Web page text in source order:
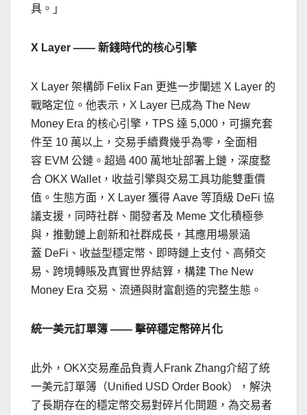
具。」
X Layer —— 新錢時代的核心引擎
X Layer 架構師 Felix Fan 更進一步闡述 X Layer 的
戰略定位。他表示，X Layer 已成為 The New
Money Era 的核心引擎，TPS 達 5,000，可擴充套
件至 10 萬以上，交易手續費幾乎為零，全面相
容 EVM 公鏈。超過 400 萬地址部署上鏈，深度整
合 OKX Wallet，收益引擎與交易工具功能雙重價
值。生態方面，X Layer 獲得 Aave 等頂級 DeFi 協
議支援，同時社群、開發者及 Meme 文化積極參
與，推動鏈上創新和社群成長，其應用場景涵
蓋 DeFi、收益型穩定幣、即時鏈上支付、高頻交
易、跨境轉賬及真實世界結算，構建 The New
Money Era 交易、流通與財富創造的完整生態。
統一美元訂單簿 —— 擊碎穩定幣碎片化
此外，OKX交易產品負責人Frank Zhang介紹了統
一美元訂單簿（Unified USD Order Book），解決
了長期存在的穩定幣交易對碎片化問題，為交易者